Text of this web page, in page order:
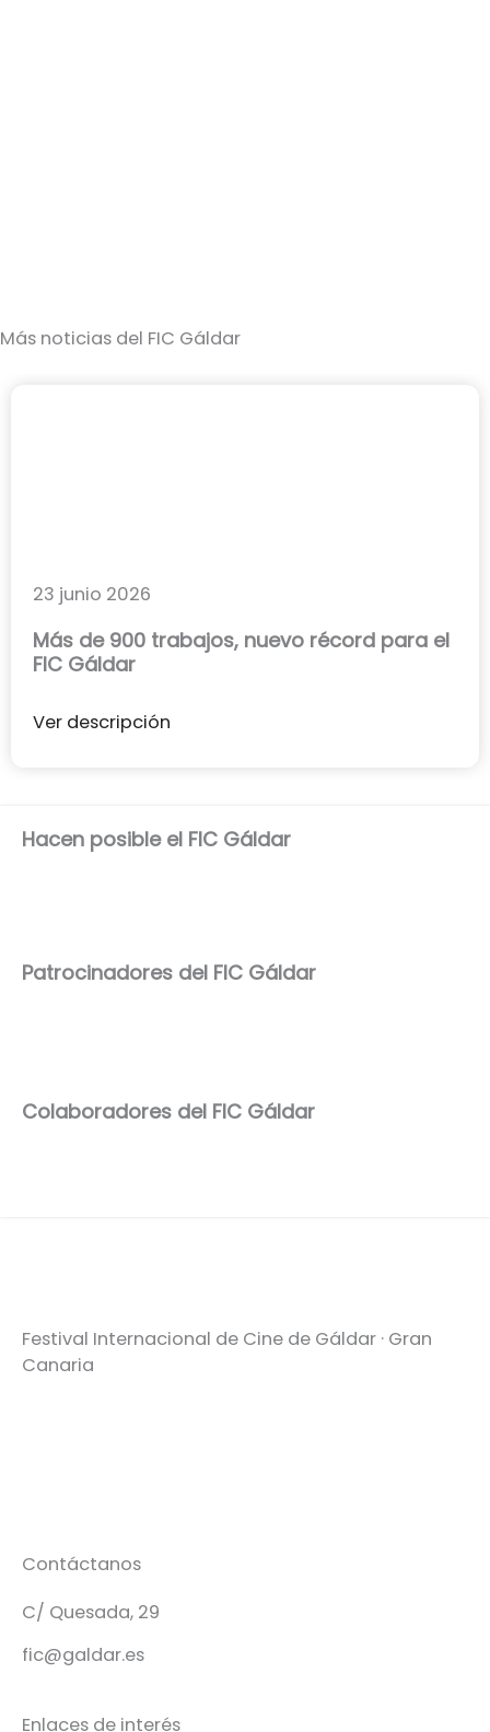
Más noticias del FIC Gáldar
23 junio 2026
Más de 900 trabajos, nuevo récord para el
FIC Gáldar
Ver descripción
Hacen posible el FIC Gáldar
Patrocinadores del FIC Gáldar
Colaboradores del FIC Gáldar
Festival Internacional de Cine de Gáldar · Gran
Canaria
Contáctanos
C/ Quesada, 29
fic@galdar.es
Enlaces de interés